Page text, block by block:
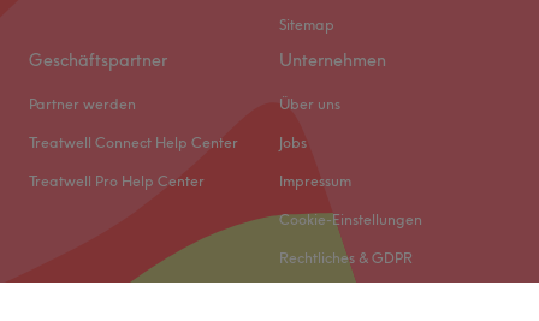
Sitemap
Geschäftspartner
Partner werden
Treatwell Connect Help Center
Treatwell Pro Help Center
Unternehmen
Über uns
Jobs
Impressum
Cookie-Einstellungen
Rechtliches & GDPR